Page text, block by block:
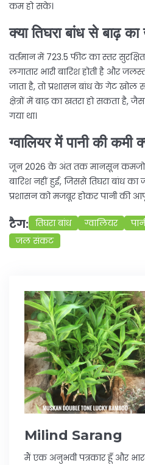
कम हो सके।
क्या तिघरा बांध से बाढ़
वर्तमान में 723.5 फीट का स्तर
लगातार भारी बारिश होती है और
जाता है, तो प्रशासन बांध के गेट खोल
क्षेत्रों में बाढ़ का खतरा हो सकता है,
गया था।
ग्वालियर में पानी की कमी
जून 2026 के अंत तक मानसून कमजोर
बारिश नहीं हुई, जिससे तिघरा बांध
प्रशासन को मजबूर होकर पानी की
टैग: तिघरा बांध ग्वालियर
जल संकट
Milind Sarang
मैं एक अनुभवी पत्रकार हूँ और